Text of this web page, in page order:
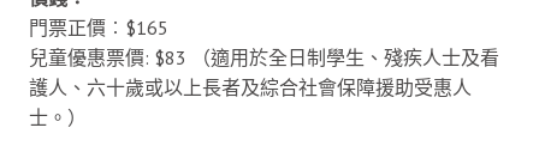
門票正價︰$165
兒童優惠票價: $83 （適用於全日制學生、殘疾人士及看
護人、六十歲或以上長者及綜合社會保障援助受惠人
士。）